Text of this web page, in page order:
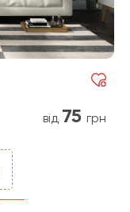
від 75 грн